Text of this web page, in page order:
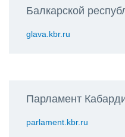
Балкарской
glava.kbr.ru
Парламент
parlament.kbr.ru